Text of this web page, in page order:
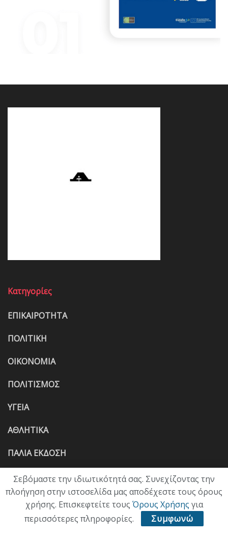
Κατηγορίες
ΕΠΙΚΑΙΡΟΤΗΤΑ
ΠΟΛΙΤΙΚΗ
ΟΙΚΟΝΟΜΙΑ
ΠΟΛΙΤΙΣΜΟΣ
ΥΓΕΙΑ
ΑΘΛΗΤΙΚΑ
ΠΑΛΙΑ ΕΚΔΟΣΗ
Σεβόμαστε την ιδιωτικότητά σας. Συνεχίζοντας την
πλοήγηση στην ιστοσελίδα μας αποδέχεστε τους όρους
χρήσης. Επισκεφτείτε τους Όρους Χρήσης για
περισσότερες πληροφορίες.
Συμφωνώ